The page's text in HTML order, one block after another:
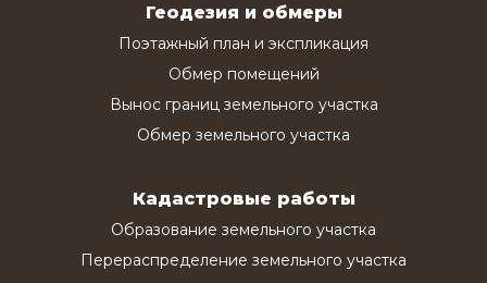
Геодезия и обмеры
Поэтажный план и экспликация
Обмер помещений
Вынос границ земельного участка
Обмер земельного участка
Кадастровые работы
Образование земельного участка
Перераспределение земельного участка